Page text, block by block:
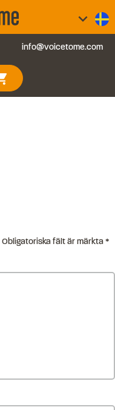
keyboard_arrow_down
info@voicetome.com
Obligatoriska fält är märkta*